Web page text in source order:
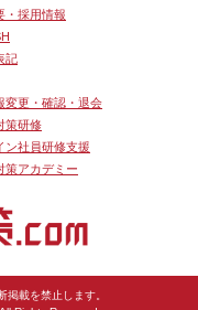
・採用情報
記
変更・確認・退会
策研修
ン社員研修支援
策アカデミー
掲載を禁止します。